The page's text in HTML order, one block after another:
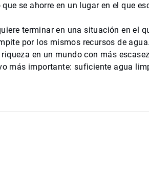
se ahorre en un lugar en el que
terminar en una situación en el
por los mismos recursos de
en un mundo con más
más importante: suficiente agua